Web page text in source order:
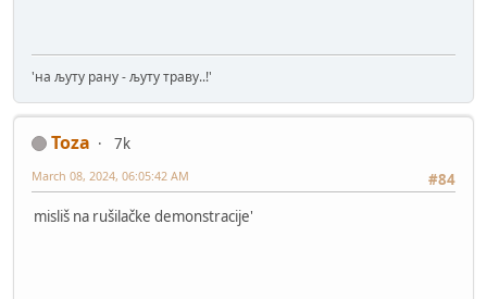
'на љуту рану - љуту траву..!'
Toza
7k
#84
March 08, 2024, 06:05:42 AM
misliš na rušilačke demonstracije'